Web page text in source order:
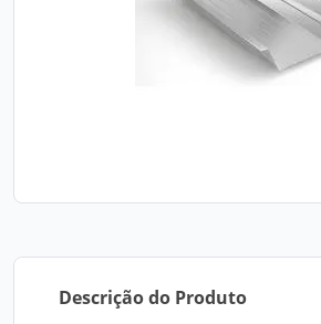
Descrição do Produto